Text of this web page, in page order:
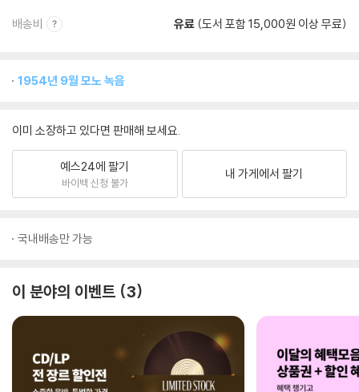
배송비 유료 (도서 포함 15,000원 이상 무료)
1954년 9월 모노 녹음
이미 소장하고 있다면 판매해 보세요.
예스24에 팔기
바이백 신청 불가
내 가게에서 팔기
국내배송만 가능
이 분야의 이벤트 3